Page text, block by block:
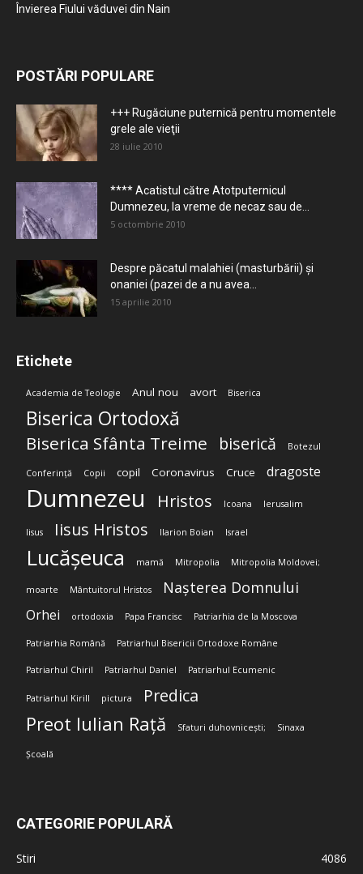
Învierea Fiului văduvei din Nain
POSTĂRI POPULARE
+++ Rugăciune puternică pentru momentele
grele ale vieţii
28 iulie 2010
**** Acatistul către Atotputernicul
Dumnezeu, la vreme de necaz sau de...
5 octombrie 2010
Despre păcatul malahiei (masturbării) şi
onaniei (pazei de a nu avea...
15 aprilie 2010
Etichete
Academia de Teologie Anul nou avort Biserica
Biserica Ortodoxă
Biserica Sfânta Treime biserică Botezul
Conferință Copii copil Coronavirus Cruce dragoste
Dumnezeu Hristos Icoana Ierusalim
Iisus Iisus Hristos Ilarion Boian Israel
Lucășeuca mamă Mitropolia Mitropolia Moldovei;
moarte Mântuitorul Hristos Nașterea Domnului
Orhei ortodoxia Papa Francisc Patriarhia de la Moscova
Patriarhia Română Patriarhul Bisericii Ortodoxe Române
Patriarhul Chiril Patriarhul Daniel Patriarhul Ecumenic
Patriarhul Kirill pictura Predica
Preot Iulian Rață Sfaturi duhovnicești; Sinaxa
Școală
CATEGORIE POPULARĂ
Stiri
4086